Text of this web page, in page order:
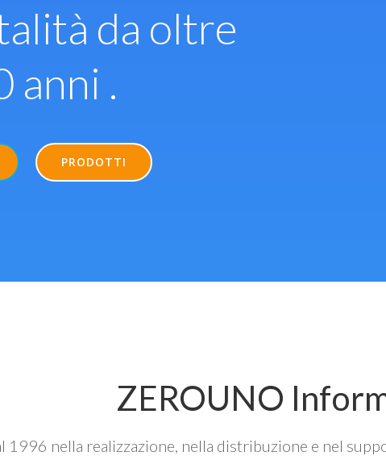
da oltre
anni .
PRODOTTI
ZEROUNO
1996 nella realizzazione, nella distribuzione e nel